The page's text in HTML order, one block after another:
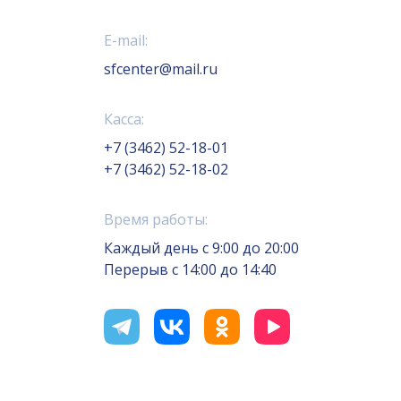
E-mail:
sfcenter@mail.ru
Касса:
+7 (3462) 52-18-01
+7 (3462) 52-18-02
Время работы:
Каждый день с 9:00 до 20:00
Перерыв с 14:00 до 14:40